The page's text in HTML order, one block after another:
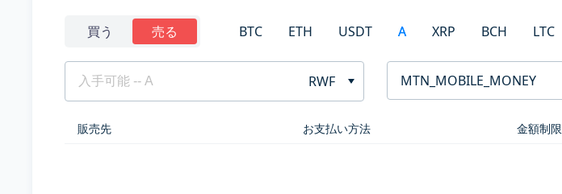
買う 売る BTC ETH USDT A XRP BCH LTC
RWF MTN_MOBILE_MONEY
販売先 お支払い方法 金額制限